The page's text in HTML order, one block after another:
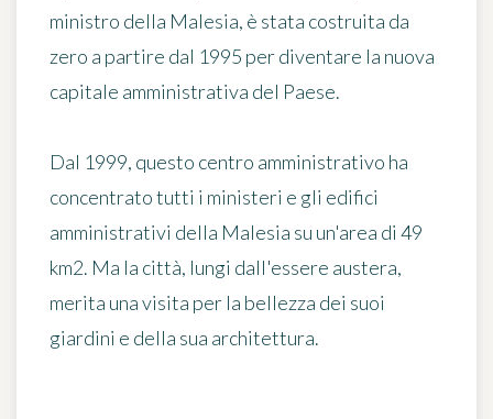
ministro della Malesia, è stata costruita da
zero a partire dal 1995 per diventare la nuova
capitale amministrativa del Paese.
Dal 1999, questo centro amministrativo ha
concentrato tutti i ministeri e gli edifici
amministrativi della Malesia su un'area di 49
km2. Ma la città, lungi dall'essere austera,
merita una visita per la bellezza dei suoi
giardini e della sua architettura.